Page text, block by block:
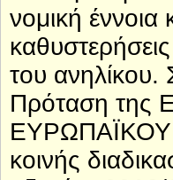
νομική έννοια
του ανηλίκου.
Πρόταση της
ΕΥΡΩΠΑΪΚΟΥ
κοινής